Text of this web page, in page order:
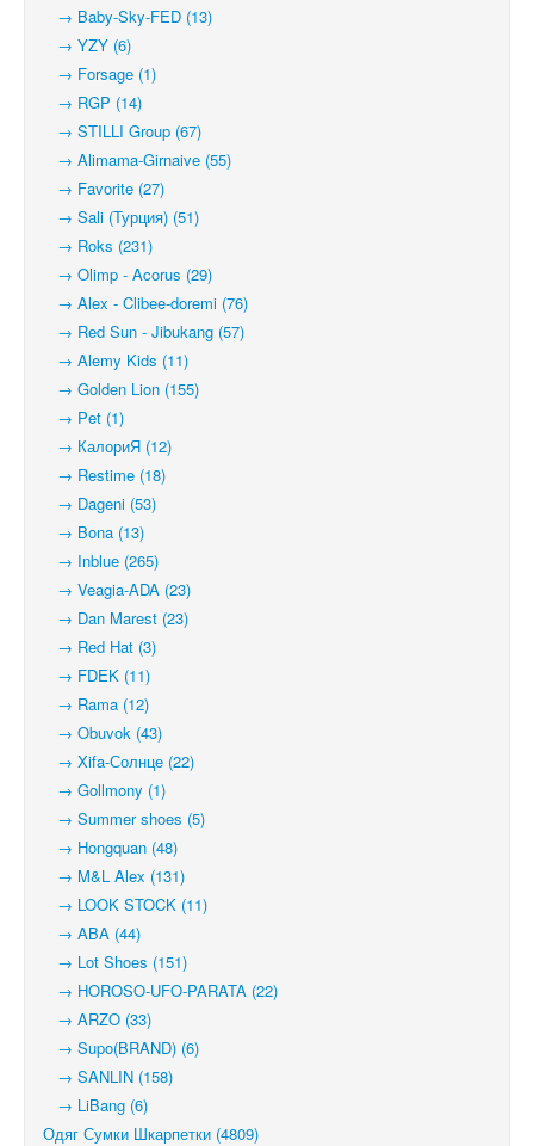
→ Baby-Sky-FED (13)
→ YZY (6)
→ Forsage (1)
→ RGP (14)
→ STILLI Group (67)
→ Alimama-Girnaive (55)
→ Favorite (27)
→ Sali (Турция) (51)
→ Roks (231)
→ Olimp - Acorus (29)
→ Alex - Clibee-doremi (76)
→ Red Sun - Jibukang (57)
→ Alemy Kids (11)
→ Golden Lion (155)
→ Pet (1)
→ КалориЯ (12)
→ Restime (18)
→ Dageni (53)
→ Bona (13)
→ Inblue (265)
→ Veagia-ADA (23)
→ Dan Marest (23)
→ Red Hat (3)
→ FDEK (11)
→ Rama (12)
→ Obuvok (43)
→ Xifa-Солнце (22)
→ Gollmony (1)
→ Summer shoes (5)
→ Hongquan (48)
→ M&L Alex (131)
→ LOOK STOCK (11)
→ ABA (44)
→ Lot Shoes (151)
→ HOROSO-UFO-PARATA (22)
→ ARZO (33)
→ Supo(BRAND) (6)
→ SANLIN (158)
→ LiBang (6)
Одяг Сумки Шкарпетки (4809)